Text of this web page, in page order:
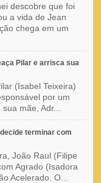
descobre que foi
a vida de Jean
chega em um
Pilar e arrisca sua
(Isabel Teixeira)
por um
mãe, Adr...
terminar com
João Raul (Filipe
Agrado (Isadora
Acelerado. O...